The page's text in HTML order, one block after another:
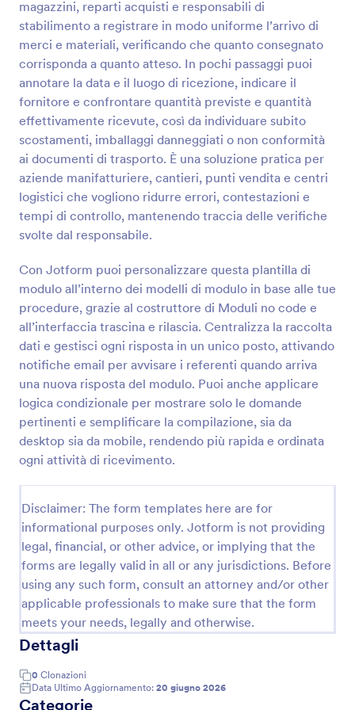
magazzini, reparti acquisti e responsabili di
stabilimento a registrare in modo uniforme l’arrivo di
merci e materiali, verificando che quanto consegnato
corrisponda a quanto atteso. In pochi passaggi puoi
annotare la data e il luogo di ricezione, indicare il
fornitore e confrontare quantità previste e quantità
effettivamente ricevute, così da individuare subito
scostamenti, imballaggi danneggiati o non conformità
ai documenti di trasporto. È una soluzione pratica per
aziende manifatturiere, cantieri, punti vendita e centri
logistici che vogliono ridurre errori, contestazioni e
tempi di controllo, mantenendo traccia delle verifiche
svolte dal responsabile.
Con Jotform puoi personalizzare questa plantilla di
modulo all’interno dei modelli di modulo in base alle tue
procedure, grazie al costruttore di Moduli no code e
all’interfaccia trascina e rilascia. Centralizza la raccolta
dati e gestisci ogni risposta in un unico posto, attivando
notifiche email per avvisare i referenti quando arriva
una nuova risposta del modulo. Puoi anche applicare
logica condizionale per mostrare solo le domande
pertinenti e semplificare la compilazione, sia da
desktop sia da mobile, rendendo più rapida e ordinata
ogni attività di ricevimento.
Disclaimer: The form templates here are for
informational purposes only. Jotform is not providing
legal, financial, or other advice, or implying that the
forms are legally valid in all or any jurisdictions. Before
using any such form, consult an attorney and/or other
applicable professionals to make sure that the form
meets your needs, legally and otherwise.
Dettagli
0 Clonazioni
Data Ultimo Aggiornamento: 20 giugno 2026
Categorie
Anteprima
Modulo Di Ispezione Per Pulizie
Raccogli e archivia ispezioni di pulizia e ordine per
sedi, turni e aree controllate con il Modulo Lista di
controllo per ispezione pulizia di Jotform, utile a
imprese di pulizie e responsabili di struttura.
Go to Category:
Moduli Liste di Controllo
Usa Template
Anteprima